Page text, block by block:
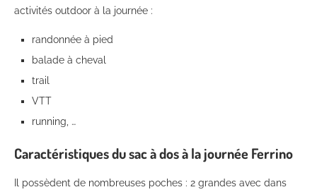
activités outdoor à la journée :
randonnée à pied
balade à cheval
trail
VTT
running, …
Caractéristiques du sac à dos à la journée Ferrino
Il possèdent de nombreuses poches : 2 grandes avec dans